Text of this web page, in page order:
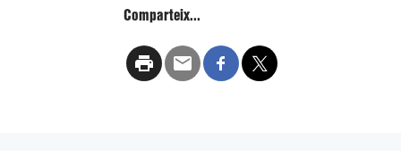
Comparteix...